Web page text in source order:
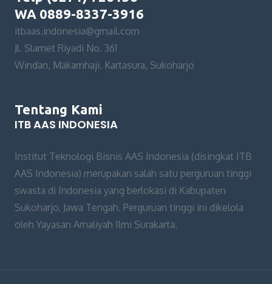
WA 0889-8337-3916
itbaas.indonesia@gmail.com
Jl. Slamet Riyadi No. 361
Windan, Makamhaji, Kartasura, Sukoharjo
Tentang Kami
ITB AAS INDONESIA
Institut Teknologi Bisnis AAS Indonesia (disingkat ITB
AAS Indonesia) merupakan salah satu perguruan tinggi
swasta di Indonesia yang berlokasi di Kabupaten
Sukoharjo, Jawa Tengah. Perguruan tinggi ini dikelola
oleh Yayasan Amaliyah Ilmi Surakarta.